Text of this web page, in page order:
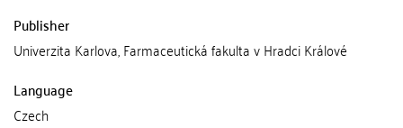
Publisher
Univerzita Karlova, Farmaceutická fakulta v Hradci Králové
Language
Czech